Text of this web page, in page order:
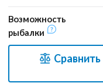
Возможность
рыбалки